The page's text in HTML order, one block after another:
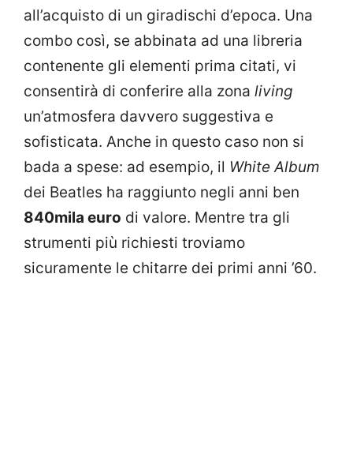
all’acquisto di un giradischi d’epoca. Una
combo così, se abbinata ad una libreria
contenente gli elementi prima citati, vi
consentirà di conferire alla zona living
un’atmosfera davvero suggestiva e
sofisticata. Anche in questo caso non si
bada a spese: ad esempio, il White Album
dei Beatles ha raggiunto negli anni ben
840mila euro di valore. Mentre tra gli
strumenti più richiesti troviamo
sicuramente le chitarre dei primi anni ’60.